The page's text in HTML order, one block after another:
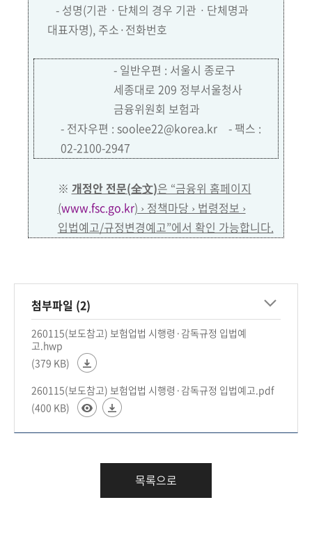
- 성명(기관ㆍ단체의 경우 기관ㆍ단체명과
대표자명), 주소·전화번호
- 일반우편 : 서울시 종로구
세종대로 209 정부서울청사
금융위원회 보험과
- 전자우편 :soolee22@korea.kr - 팩스 :
02-2100-2947
※ 개정안 전문(全文)은 “금융위 홈페이지
(www.fsc.go.kr) › 정책마당 › 법령정보 ›
입법예고/규정변경예고”에서 확인 가능합니다.
첨부파일 (2)
260115(보도참고) 보험업법 시행령·감독규정 입법예
고.hwp
(379 KB)
260115(보도참고) 보험업법 시행령·감독규정 입법예고.pdf
(400 KB)
목록으로